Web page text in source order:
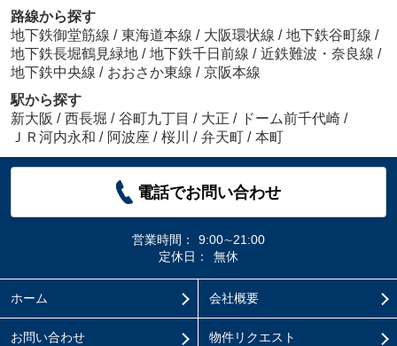
路線から探す
地下鉄御堂筋線 / 東海道本線 / 大阪環状線 / 地下鉄谷町線 /
地下鉄長堀鶴見緑地 / 地下鉄千日前線 / 近鉄難波・奈良線 /
地下鉄中央線 / おおさか東線 / 京阪本線
駅から探す
新大阪 / 西長堀 / 谷町九丁目 / 大正 / ドーム前千代崎 /
ＪＲ河内永和 / 阿波座 / 桜川 / 弁天町 / 本町
電話でお問い合わせ
営業時間：
9:00∼21:00
定休日：
無休
ホーム 会社概要
お問い合わせ 物件リクエスト